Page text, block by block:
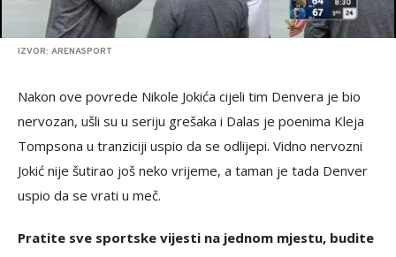
IZVOR: ARENASPORT
Nakon ove povrede Nikole Jokića cijeli tim Denvera je bio
nervozan, ušli su u seriju grešaka i Dalas je poenima Kleja
Tompsona u tranziciji uspio da se odlijepi. Vidno nervozni
Jokić nije šutirao još neko vrijeme, a taman je tada Denver
uspio da se vrati u meč.
Pratite sve sportske vijesti na jednom mjestu, budite